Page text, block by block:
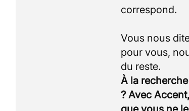
correspond.
Vous nous
pour vous,
À la
? Avec